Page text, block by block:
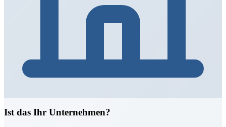
Ist das Ihr Unternehmen?